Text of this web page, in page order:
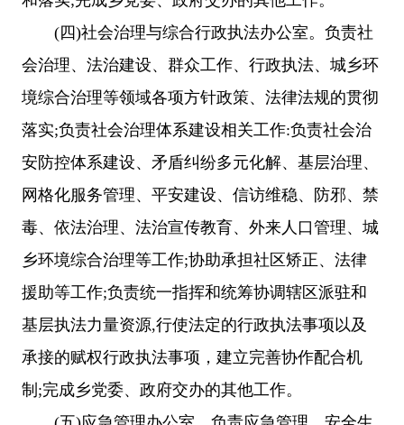
(四)社会治理与综合行政执法办公室。负责社
会治理、法治建设、群众工作、行政执法、城乡环
境综合治理等领域各项方针政策、法律法规的贯彻
落实;负责社会治理体系建设相关工作:负责社会治
安防控体系建设、矛盾纠纷多元化解、基层治理、
网格化服务管理、平安建设、信访维稳、防邪、禁
毒、依法治理、法治宣传教育、外来人口管理、城
乡环境综合治理等工作;协助承担社区矫正、法律
援助等工作;负责统一指挥和统筹协调辖区派驻和
基层执法力量资源,行使法定的行政执法事项以及
承接的赋权行政执法事项，建立完善协作配合机
制;完成乡党委、政府交办的其他工作。